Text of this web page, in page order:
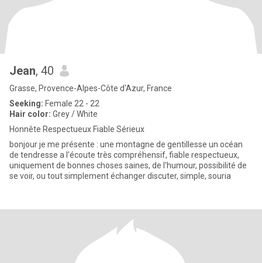
Jean, 40
Grasse, Provence-Alpes-Côte d'Azur, France
Seeking: Female 22 - 22
Hair color: Grey / White
Honnête Respectueux Fiable Sérieux
bonjour je me présente : une montagne de gentillesse un océan
de tendresse a l'écoute très compréhensif, fiable respectueux,
uniquement de bonnes choses saines, de l'humour, possibilité de
se voir, ou tout simplement échanger discuter, simple, souria